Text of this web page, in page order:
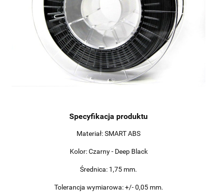
Specyfikacja produktu
Materiał: SMART ABS
Kolor: Czarny - Deep Black
Średnica: 1,75 mm.
Tolerancja wymiarowa: +/- 0,05 mm.